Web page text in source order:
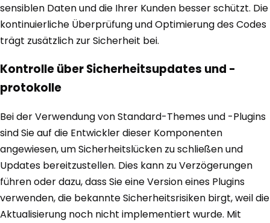
sensiblen Daten und die Ihrer Kunden besser schützt. Die
kontinuierliche Überprüfung und Optimierung des Codes
trägt zusätzlich zur Sicherheit bei.
Kontrolle über Sicherheitsupdates und -
protokolle
Bei der Verwendung von Standard-Themes und -Plugins
sind Sie auf die Entwickler dieser Komponenten
angewiesen, um Sicherheitslücken zu schließen und
Updates bereitzustellen. Dies kann zu Verzögerungen
führen oder dazu, dass Sie eine Version eines Plugins
verwenden, die bekannte Sicherheitsrisiken birgt, weil die
Aktualisierung noch nicht implementiert wurde. Mit